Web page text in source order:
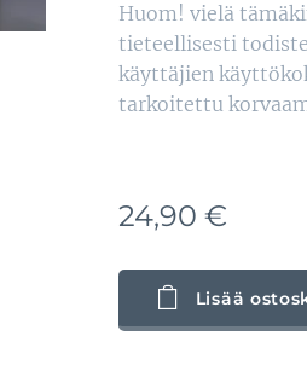
Huom! vielä
tieteellisesti
käyttäjien
tarkoitettu
24,90 €
Lisää